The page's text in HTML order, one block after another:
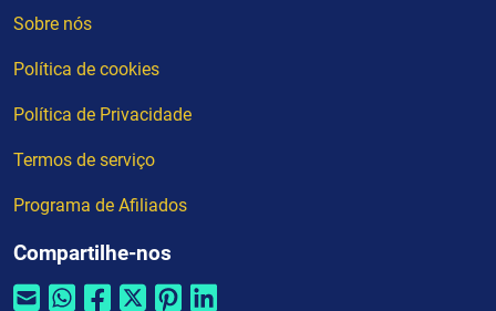
Sobre nós
Política de cookies
Política de Privacidade
Termos de serviço
Programa de Afiliados
Compartilhe-nos